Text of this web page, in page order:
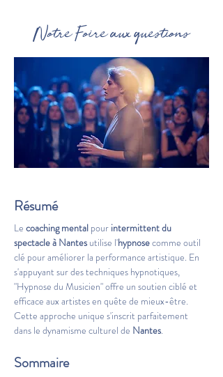
Notre Foire aux questions
Résumé
Le coaching mental pour intermittent du
spectacle à Nantes utilise l'hypnose comme outil
clé pour améliorer la performance artistique. En
s'appuyant sur des techniques hypnotiques,
"Hypnose du Musicien" offre un soutien ciblé et
efficace aux artistes en quête de mieux-être.
Cette approche unique s'inscrit parfaitement
dans le dynamisme culturel de Nantes.
Sommaire